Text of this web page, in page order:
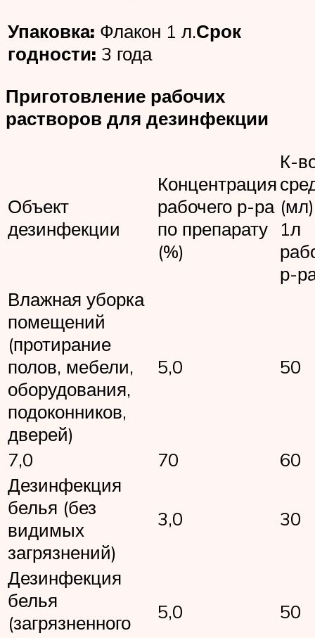
Упаковка: Флакон 1 л.Срок
годности: 3 года
Приготовление рабочих
растворов для дезинфекции
Объект
дезинфекции
Концентрация
рабочего р-ра
по препарату
(%)
К-
1л
р-
Влажная уборка
помещений
(протирание
полов, мебели,
оборудования,
подоконников,
дверей)
5,0 50
7,0 70
60
Дезинфекция
белья (без
видимых
загрязнений)
3,0 30
Дезинфекция
белья
(загрязненного
5,0 50